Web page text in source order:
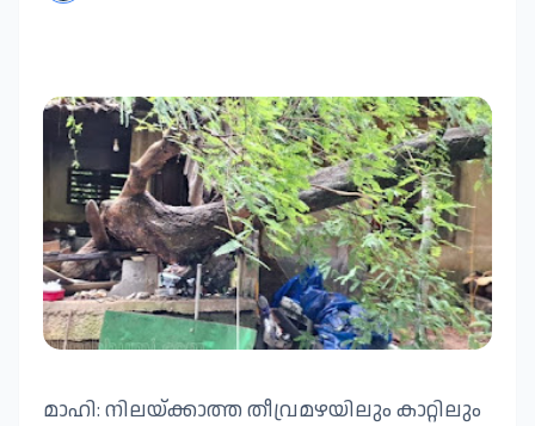
മാഹി: നിലയ്ക്കാത്ത തീവ്രമഴയിലും കാറ്റിലും